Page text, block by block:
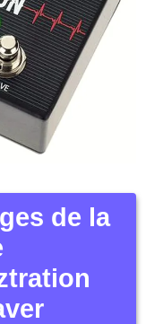
de la